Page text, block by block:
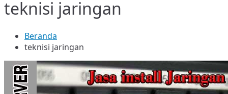
teknisi jaringan
Beranda
teknisi jaringan